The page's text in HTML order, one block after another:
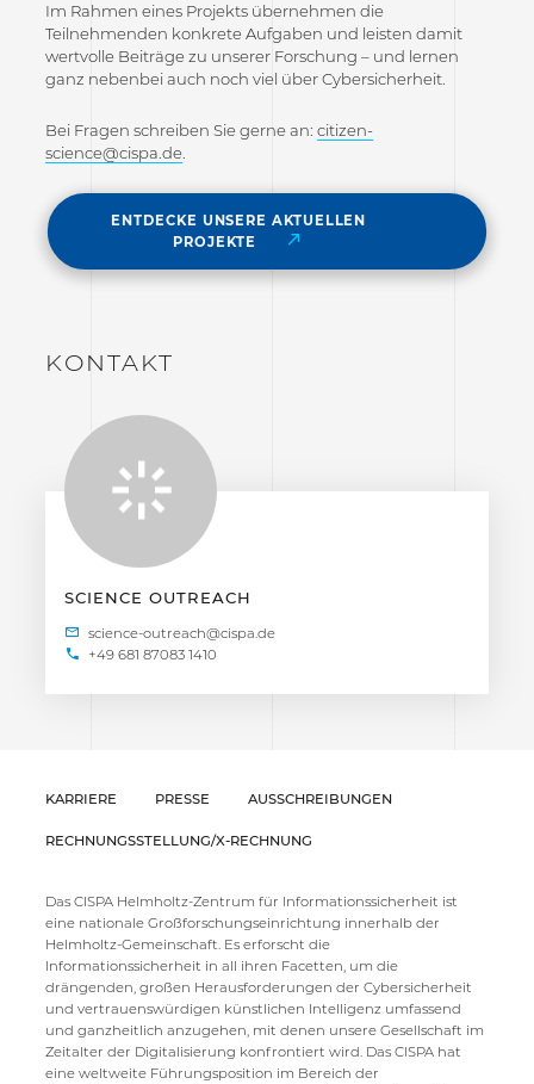
Im Rahmen eines Projekts übernehmen die
Teilnehmenden konkrete Aufgaben und leisten damit
wertvolle Beiträge zu unserer Forschung – und lernen
ganz nebenbei auch noch viel über Cybersicherheit.
Bei Fragen schreiben Sie gerne an: citizen-
science@cispa.de.
ENTDECKE UNSERE AKTUELLEN
PROJEKTE
KONTAKT
SCIENCE OUTREACH
+49 681 87083 1410
KARRIERE PRESSE AUSSCHREIBUNGEN
RECHNUNGSSTELLUNG/X-RECHNUNG
Das CISPA Helmholtz-Zentrum für Informationssicherheit ist
eine nationale Großforschungseinrichtung innerhalb der
Helmholtz-Gemeinschaft. Es erforscht die
Informationssicherheit in all ihren Facetten, um die
drängenden, großen Herausforderungen der Cybersicherheit
und vertrauenswürdigen künstlichen Intelligenz umfassend
und ganzheitlich anzugehen, mit denen unsere Gesellschaft im
Zeitalter der Digitalisierung konfrontiert wird. Das CISPA hat
eine weltweite Führungsposition im Bereich der